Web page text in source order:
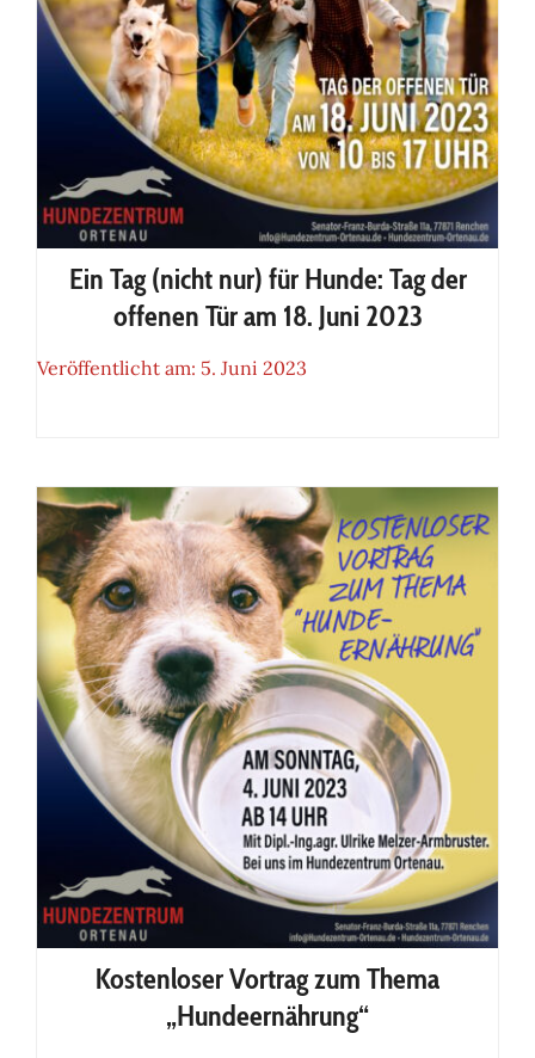
Tag der offenen Tür am 18. Juni
2023
Ein Tag (nicht nur) für Hunde: Tag der
offenen Tür am 18. Juni 2023
Veröffentlicht am: 5. Juni 2023
Kostenloser Vortrag zum Thema
„Hundeernährung“